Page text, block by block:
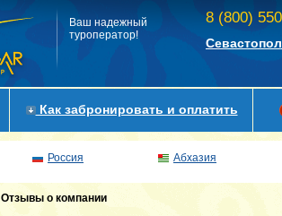
Ваш надежный
туроператор!
8 (800)
Как забронировать и оплатить
Россия Абхазия
Отзывы о компании